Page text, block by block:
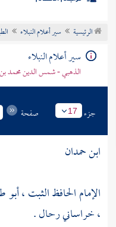
موضوعي
تراجم الأعلام
الرئيسية سير أعلام النبلاء
سير أعلام النبلاء
الذهبي - شمس الدين محمد
جزء 17 صفحة
ابن حمدان
الإمام الحافظ الثبت ،أبو
، خراساني رحال .